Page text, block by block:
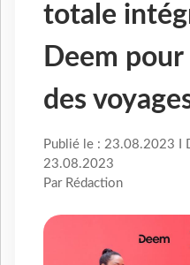
totale
Deem
des
Publié le : 23.08.2023 I
23.08.2023
Par Rédaction